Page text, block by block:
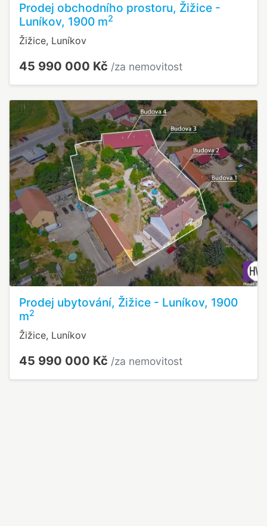
Prodej obchodního prostoru, Žižice -
Luníkov, 1900 m2
Žižice, Luníkov
45 990 000 Kč /za nemovitost
Prodej ubytování, Žižice - Luníkov, 1900
m2
Žižice, Luníkov
45 990 000 Kč /za nemovitost